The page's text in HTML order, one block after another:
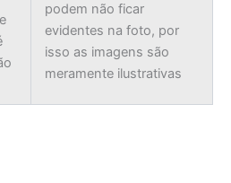
podem não ficar
evidentes na foto, por
isso as imagens são
meramente ilustrativas